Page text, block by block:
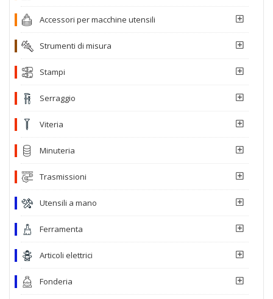
Accessori per macchine utensili
Strumenti di misura
Stampi
Serraggio
Viteria
Minuteria
Trasmissioni
Utensili a mano
Ferramenta
Articoli elettrici
Fonderia